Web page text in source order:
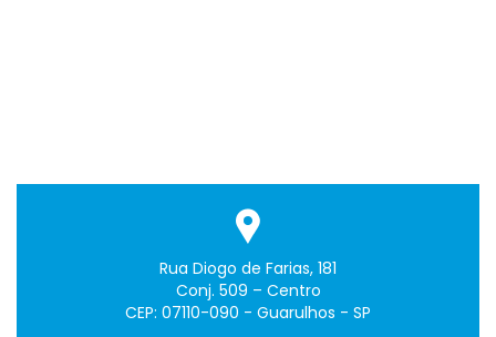
Rua Diogo de Farias, 181
Conj. 509 – Centro
CEP: 07110-090 - Guarulhos - SP